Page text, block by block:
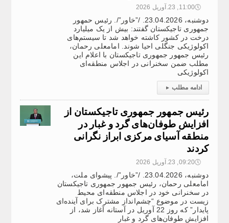
🕔11:00, 23.آوریل 2026
دوشنبه، 23.04.2026. /”خاور”/. رئیس حمهور
جمهوری تاجیکستان گفتند: بیش از یک میلیارد
درخت در کشور کاشته خواهد شد تا سیستم‌های
اکولوژیکی جنگلی احیا شوند. امامعلی رحمان،
رئیس جمهور جمهوری تاجیکستان با اعلام این
مطلب ضمن سخنرانی در اجلاس منطقه‌ای
اکولوژیکی
ادامه مطلب ▸
رئیس جمهور جمهوری تاجیکستان از
افزایش طوفان‌های گرد و غبار در
منطقه آسیای مرکزی ابراز نگرانی
کردند
🕔09:20, 23.آوریل 2026
دوشنبه، 23.04.2026. /”خاور”/. پیشوای ملت،
امامعلی رحمان، رئیس جمهور جمهوری تاجیکستان
در سخنرانی خود در اجلاس منطقه‌ای محیط
زیست در موضوع “چشم‌انداز مشترک برای آینده‌ای
پایدار” که روز 22 آوریل در آستانه آغاز شد، از
افزایش طوفان‌های گرد و غبار